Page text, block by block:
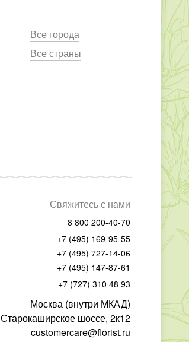
Все города
Все страны
Свяжитесь с нами
8 800 200-40-70
+7 (495) 169-95-55
+7 (495) 727-14-06
+7 (495) 147-87-61
+7 (727) 310 48 93
Москва (внутри МКАД)
Старокаширское шоссе, 2к12
customercare@florist.ru